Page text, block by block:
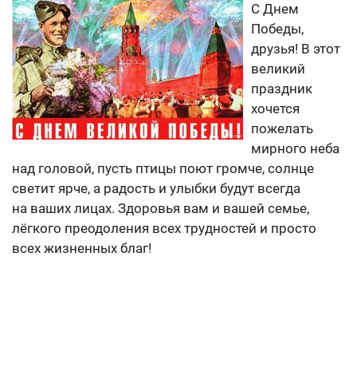
С Днем
Победы,
друзья! В этот
великий
праздник
хочется
пожелать
мирного неба
над головой, пусть птицы поют громче, солнце
светит ярче, а радость и улыбки будут всегда
на ваших лицах. Здоровья вам и вашей семье,
лёгкого преодоления всех трудностей и просто
всех жизненных благ!